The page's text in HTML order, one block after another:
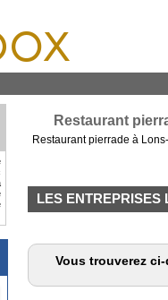
Restaurant
Restaurant pierrade à
LES ENTREPRISES
Vous trouverez